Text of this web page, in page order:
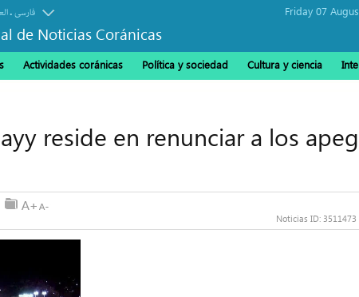
.فارسی
de Noticias Coránicas
Friday 07
Actividades coránicas Política y sociedad Cultura y ciencia
reside en renunciar a los
Noticias ID: 3511473